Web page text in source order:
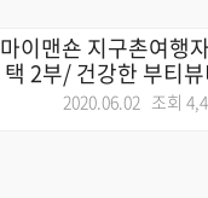
마이맨숀 지구촌여행
택 2부/ 건강한 부티
2020.06.02 조회